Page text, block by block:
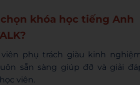
khóa học tiếng Anh
phụ trách giàu kinh
sẵn sàng giúp đỡ và giải
viên.